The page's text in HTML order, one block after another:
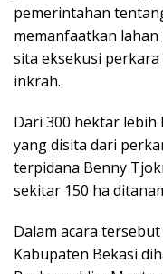
pemerintahan
memanfaatkan
sita eksekusi
inkrah.
Dari 300 hektar lebih
yang disita dari
terpidana Benny
sekitar 150 ha
Dalam acara
Kabupaten Bekasi